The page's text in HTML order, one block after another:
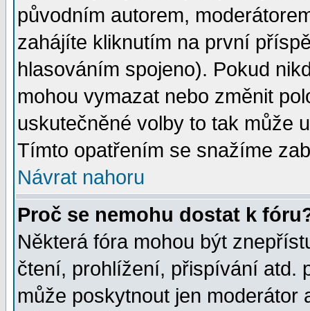
původním autorem,
zahájíte kliknutím na první
hlasováním spojeno). Pokud
mohou vymazat nebo změnit
uskutečněné volby to tak může
Tímto opatřením se snažíme
Návrat nahoru
Proč se nemohu dostat k
Některá fóra mohou být
čtení, prohlížení, přispívání atd.
může poskytnout jen moderátor